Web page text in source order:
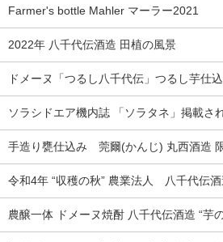
Farmer's bottle Mahler マーラー2021
2022年 八千代伝酒造 田植の風景
ドメーヌ「つるし八千代伝」つるし芋仕
ソラシドエア機内誌 「ソラタネ」掲載さ
手造り甕仕込み 莞爾(かんじ) 丸西酒造
令和4年 “収穫の秋” 農業法人 八千代伝
農醸一体 ドメーヌ焼酎 八千代伝酒造 “芋